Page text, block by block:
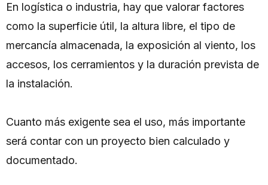
En logística o industria, hay que valorar factores
como la superficie útil, la altura libre, el tipo de
mercancía almacenada, la exposición al viento, los
accesos, los cerramientos y la duración prevista de
la instalación.
Cuanto más exigente sea el uso, más importante
será contar con un proyecto bien calculado y
documentado.